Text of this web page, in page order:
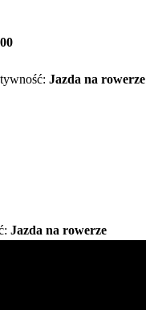
Jazda na rowerze
Jazda na rowerze